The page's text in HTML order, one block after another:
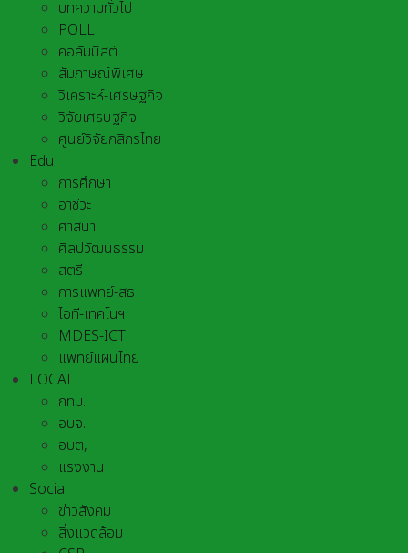
บทความทั่วไป
POLL
คอลัมนิสต์
สัมภาษณ์พิเศษ
วิเคราะห์-เศรษฐกิจ
วิจัยเศรษฐกิจ
ศูนย์วิจัยกสิกรไทย
Edu
การศึกษา
อาชีวะ
ศาสนา
ศิลปวัฒนธรรม
สตรี
การแพทย์-สธ
ไอที-เทคโนฯ
MDES-ICT
แพทย์แผนไทย
LOCAL
กทม.
อบจ.
อบต,
แรงงาน
Social
ข่าวสังคม
สิ่งแวดล้อม